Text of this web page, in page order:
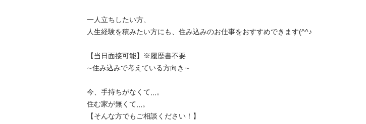
一人立ちしたい方、
人生経験を積みたい方にも、住み込みのお仕事をおすすめできます(^^♪
【当日面接可能】※履歴書不要
∼住み込みで考えている方向き∼
今、手持ちがなくて,,,。
住む家が無くて,,,。
【そんな方でもご相談ください！】